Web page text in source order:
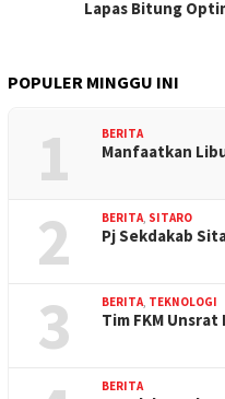
Lapas Bitung
POPULER MINGGU INI
1 BERITA
Manfaatkan
2 BERITA SITARO
Pj Sekdakab
3 BERITA TEKNOLOGI
Tim FKM
BERITA